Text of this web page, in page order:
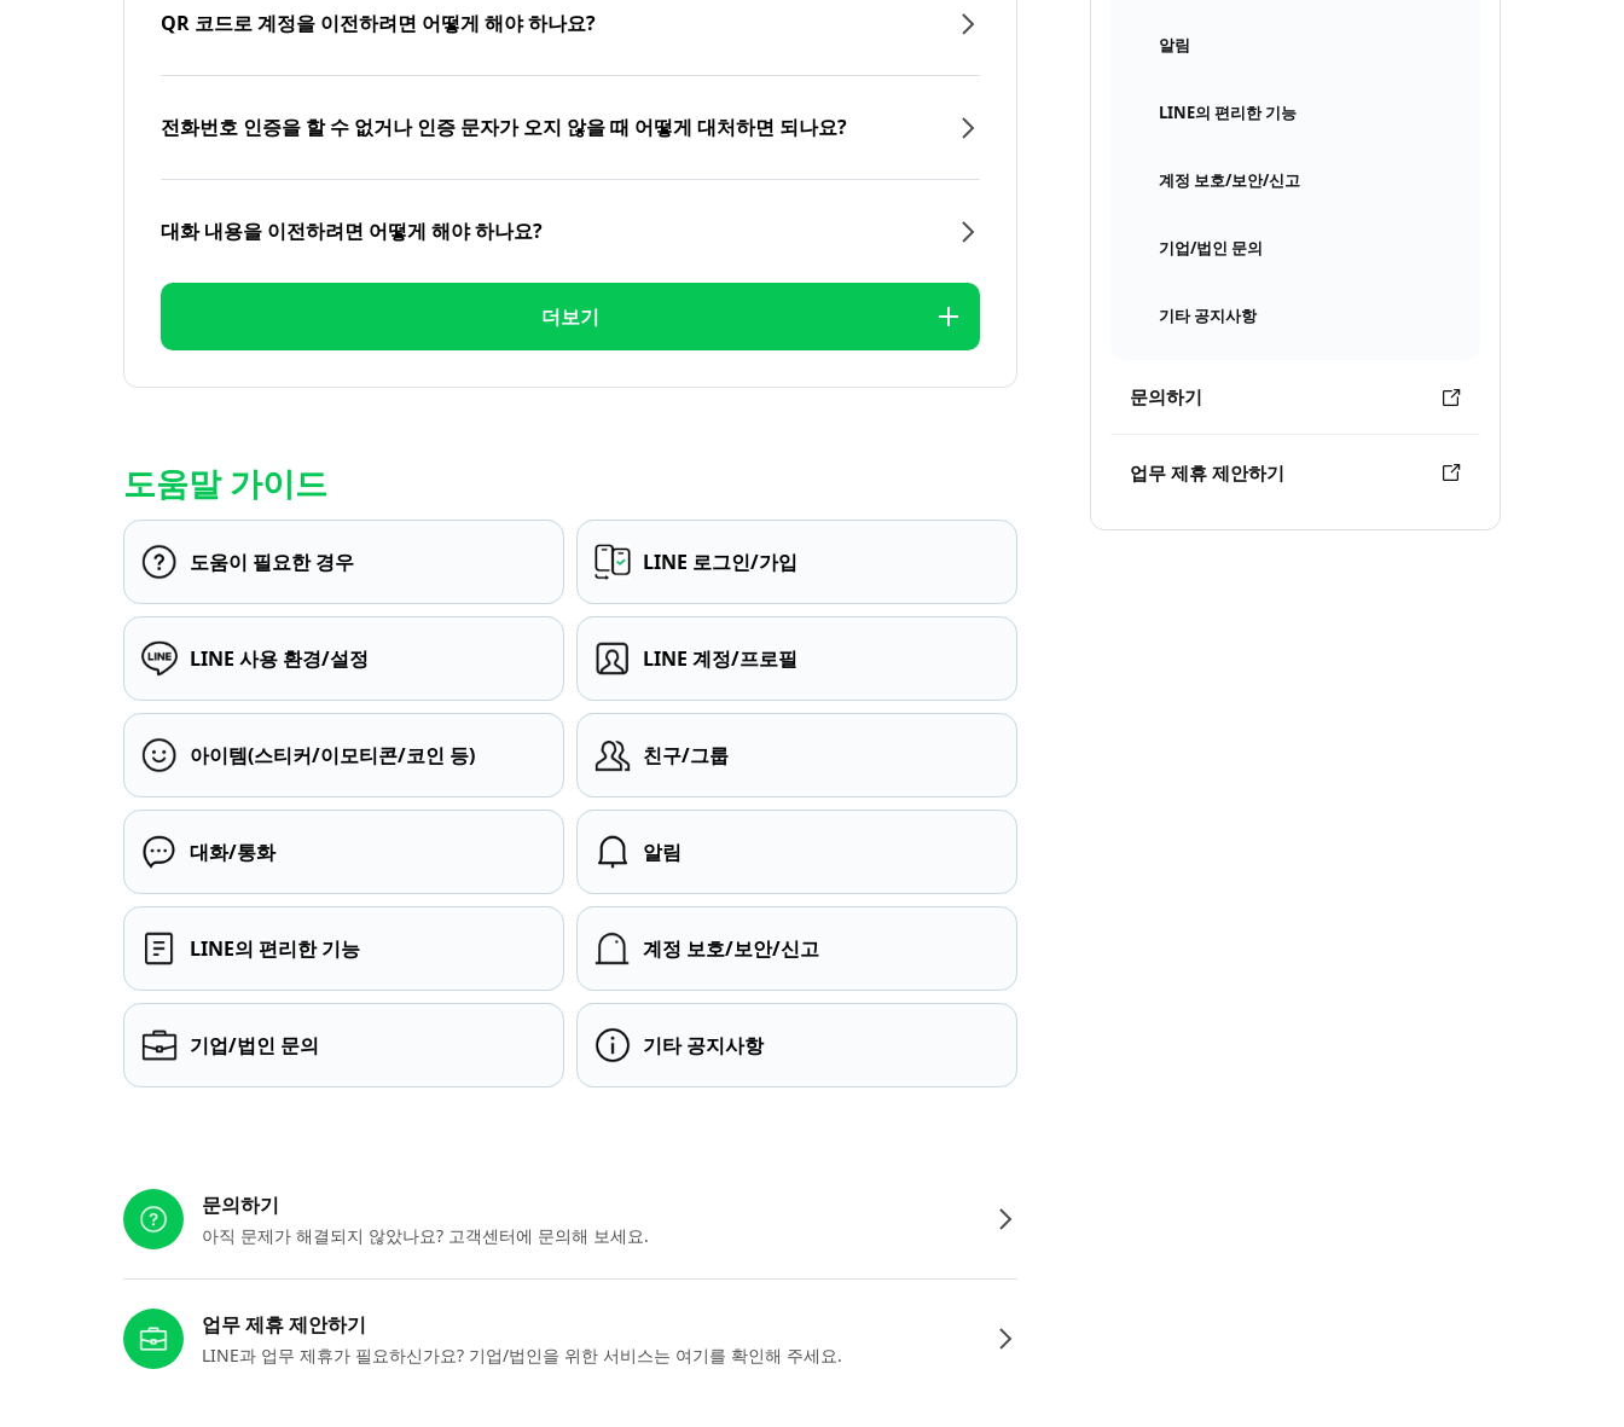
알림
LINE의 편리한 기능
계정 보호/보안/신고
기업/법인 문의
기타 공지사항
문의하기
업무 제휴 제안하기
QR 코드로 계정을 이전하려면 어떻게 해야 하나요?
전화번호 인증을 할 수 없거나 인증 문자가 오지 않을 때 어떻게 대처하면 되나요?
대화 내용을 이전하려면 어떻게 해야 하나요?
더보기
도움말 가이드
도움이 필요한 경우 LINE 로그인/가입
LINE 사용 환경/설정 LINE 계정/프로필
아이템(스티커/이모티콘/코인 등) 친구/그룹
대화/통화 알림
LINE의 편리한 기능 계정 보호/보안/신고
기업/법인 문의 기타 공지사항
문의하기
아직 문제가 해결되지 않았나요? 고객센터에 문의해 보세요.
업무 제휴 제안하기
LINE과 업무 제휴가 필요하신가요? 기업/법인을 위한 서비스는 여기를 확인해 주세요.